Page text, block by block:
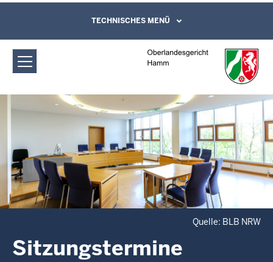
Oberlandesgericht Hamm:
Sitzungstermine
Direkt zum Inhalt
Leichte Sprache, Gebärdensprachenvideo
und Kontaktformular
TECHNISCHES MENÜ
Quelle: BLB NRW
Sitzungstermine